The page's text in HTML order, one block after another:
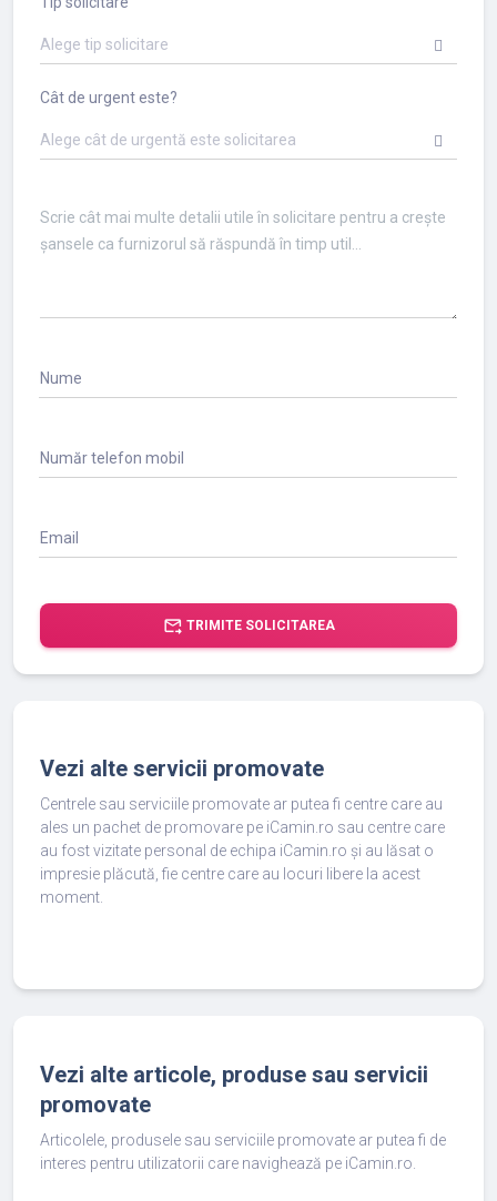
Alege tip solicitare
Cât de urgent este?
Alege cât de urgentă este solicitarea
Nume
Număr telefon mobil
Email
forward_to_inbox TRIMITE SOLICITAREA
Vezi alte servicii promovate
Centrele sau serviciile promovate ar putea fi centre care au
ales un pachet de promovare pe iCamin.ro sau centre care
au fost vizitate personal de echipa iCamin.ro și au lăsat o
impresie plăcută, fie centre care au locuri libere la acest
moment.
Vezi alte articole, produse sau servicii
promovate
Articolele, produsele sau serviciile promovate ar putea fi de
interes pentru utilizatorii care navighează pe iCamin.ro.